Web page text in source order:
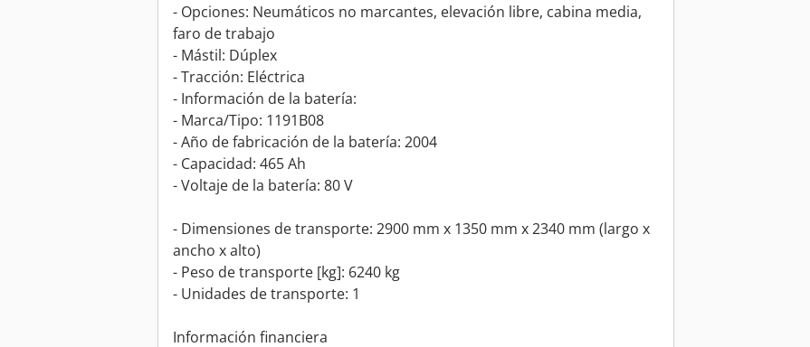
- Opciones: Neumáticos no marcantes, elevación libre, cabina media,
faro de trabajo
- Mástil: Dúplex
- Tracción: Eléctrica
- Información de la batería:
- Marca/Tipo: 1191B08
- Año de fabricación de la batería: 2004
- Capacidad: 465 Ah
- Voltaje de la batería: 80 V
- Dimensiones de transporte: 2900 mm x 1350 mm x 2340 mm (largo x
ancho x alto)
- Peso de transporte [kg]: 6240 kg
- Unidades de transporte: 1
Información financiera